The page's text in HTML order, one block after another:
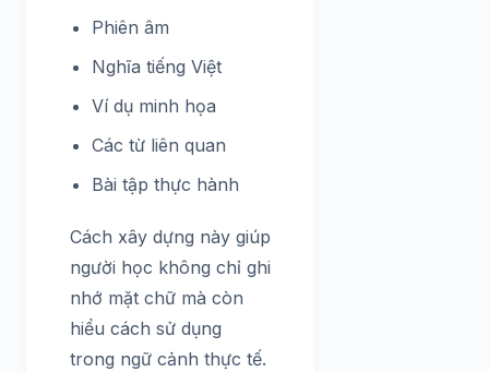
Phiên âm
Nghĩa tiếng Việt
Ví dụ minh họa
Các từ liên quan
Bài tập thực hành
Cách xây dựng này giúp
người học không chỉ ghi
nhớ mặt chữ mà còn
hiểu cách sử dụng
trong ngữ cảnh thực tế.